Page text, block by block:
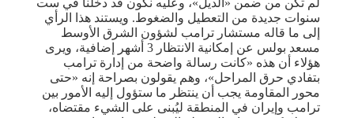
سنوات جديدة من التعطيل والضغوط. ويستند هذا الرأي
إلى ما قاله مستشار ترامب لشؤون الشرق الأوسط
مسعد بولس عن إمكانية الانتظار 3 أشهر إضافية، ويرى
هؤلاء أن هذه «كانت رسالة واضحة من إدارة ترامب
بتفادي حرق المراحل»، وهم يقولون بصراحة إنه «حتى
محور المقاومة يجب أن ينتظر ما ستؤول إليه الأمور بين
ترامب وإيران في المنطقة ليُبنى على الشيء مقتضاه،